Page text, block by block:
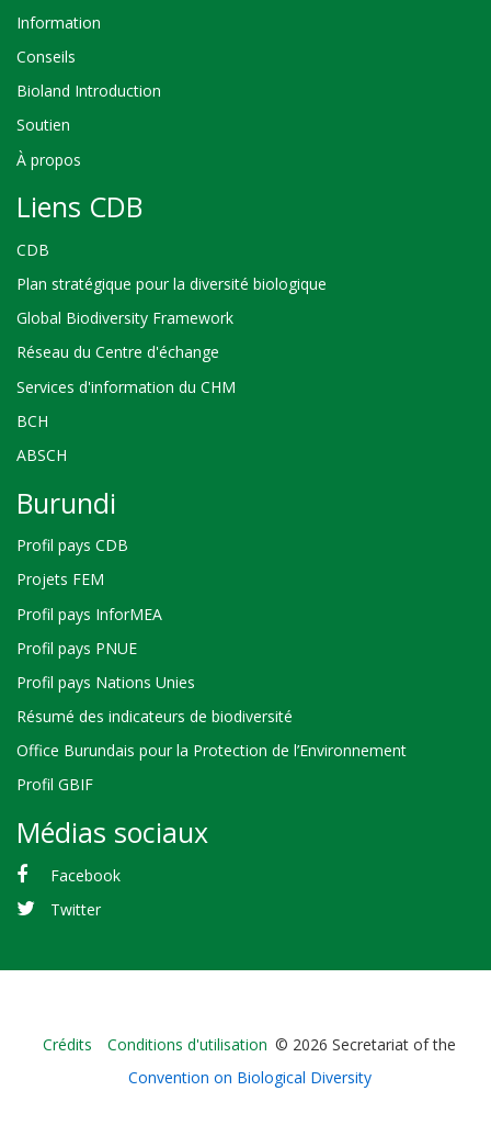
Information
Conseils
Bioland Introduction
Soutien
À propos
Liens CDB
CDB
Plan stratégique pour la diversité biologique
Global Biodiversity Framework
Réseau du Centre d'échange
Services d'information du CHM
BCH
ABSCH
Burundi
Profil pays CDB
Projets FEM
Profil pays InforMEA
Profil pays PNUE
Profil pays Nations Unies
Résumé des indicateurs de biodiversité
Office Burundais pour la Protection de l’Environnement
Profil GBIF
Médias sociaux
Facebook
Twitter
Bioland
-
Crédits Conditions d'utilisation © 2026 Secretariat of the
Convention on Biological Diversity